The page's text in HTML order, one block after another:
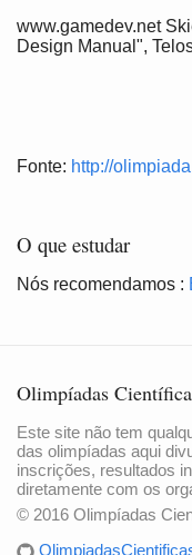
www.gamedev.net
Design Manual",
Fonte: http://
O que estudar
Nós recomendamos :
Olimpíadas
Este site não tem
das olimpíadas aqui
inscrições, resultados
diretamente com os
© 2016 Olimpíadas